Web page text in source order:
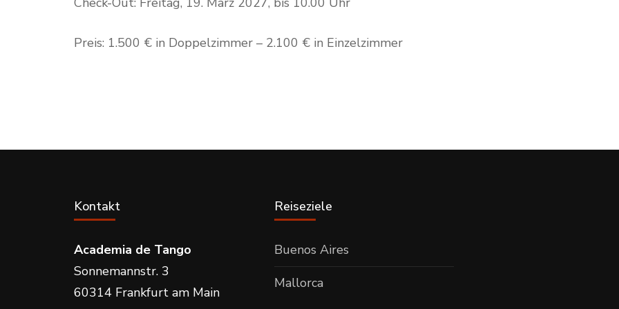
Preis: 1.500 € in Doppelzimmer – 2.100 € in Einzelzimmer
Kontakt
Academia de Tango
Sonnemannstr. 3
60314 Frankfurt am Main
Reiseziele
Buenos Aires
Mallorca